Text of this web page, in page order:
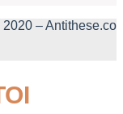
– Antithese.co